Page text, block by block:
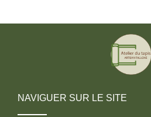
NAVIGUER SUR LE SITE